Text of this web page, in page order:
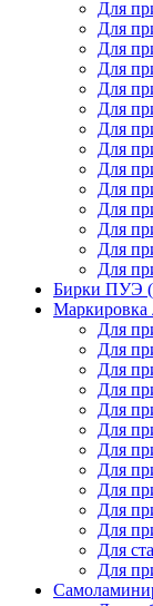
Для
Для
Для
Для
Для
Для
Для
Для
Для
Для
Для
Для
Для
Для
Бирки ПУЭ
Маркировка
Для
Для
Для
Для
Для
Для
Для
Для
Для
Для
Для
Для
Для